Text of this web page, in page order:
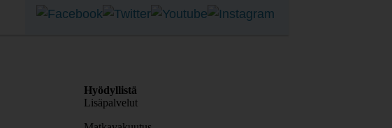
Hyödyllistä
Lisäpalvelut